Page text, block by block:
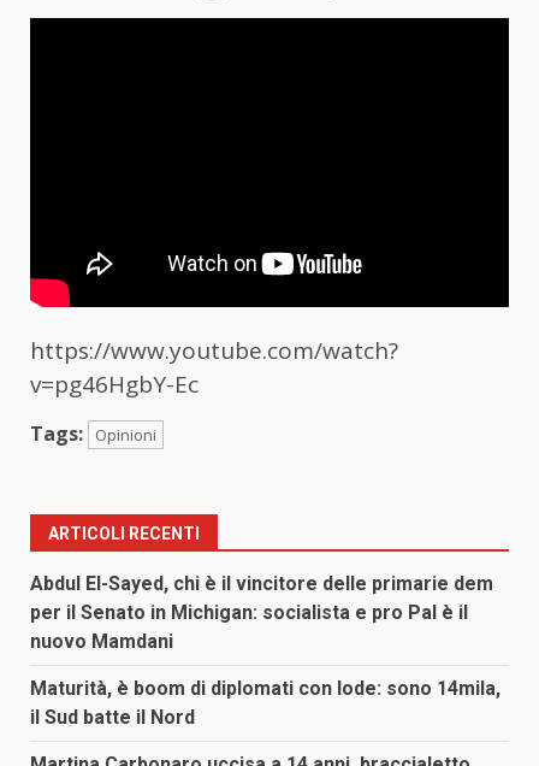
https://www.youtube.com/watch?
v=pg46HgbY-Ec
Tags: Opinioni
ARTICOLI RECENTI
Abdul El-Sayed, chi è il vincitore delle primarie dem
per il Senato in Michigan: socialista e pro Pal è il
nuovo Mamdani
Maturità, è boom di diplomati con lode: sono 14mila,
il Sud batte il Nord